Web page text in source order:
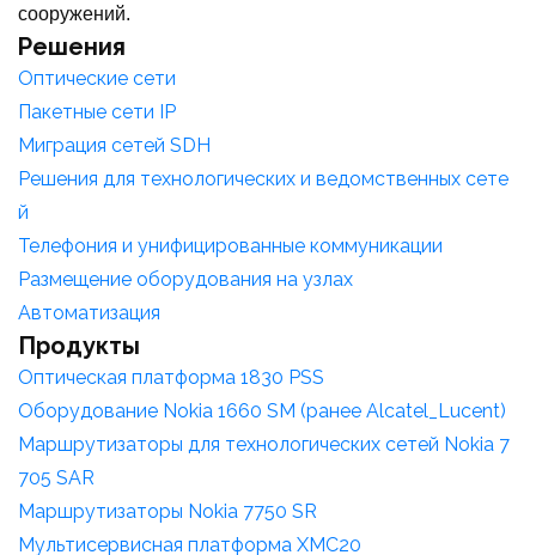
сооружений.
Решения
Оптические сети
Пакетные сети IP
Миграция сетей SDH
Решения для технологических и ведомственных сете
й
Телефония и унифицированные коммуникации
Размещение оборудования на узлах
Автоматизация
Продукты
Оптическая платформа 1830 PSS
Оборудование Nokia 1660 SM (ранее Alcatel_Lucent)
Маршрутизаторы для технологических сетей Nokia 7
705 SAR
Маршрутизаторы Nokia 7750 SR
Мультисервисная платформа XMC20